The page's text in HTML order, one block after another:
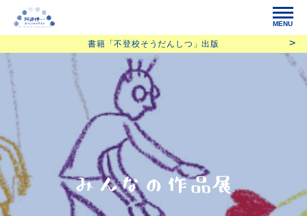
MENU
書籍「不登校そうだんしつ」出版